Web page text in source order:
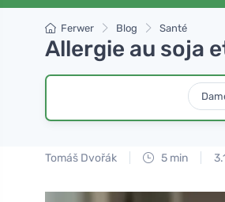
Ferwer Blog Santé
Allergie au soja
Tomáš Dvořák 5 min